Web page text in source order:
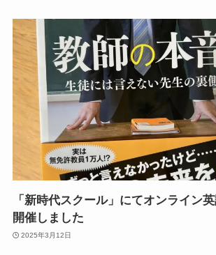
「新時代スクール」にてオンライン
開催しました
2025年3月12日